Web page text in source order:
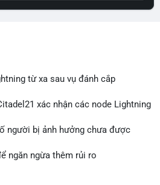
từ xa sau vụ đánh cắp
xác nhận các node Lightning
người bị ảnh hưởng chưa được
ngăn ngừa thêm rủi ro